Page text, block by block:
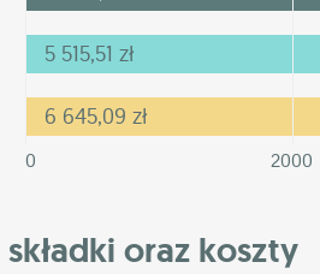
5 515,51 zł
6 645,09 zł
0 2000
oraz koszty